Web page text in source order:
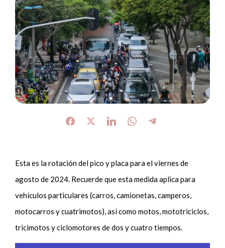
Esta es la rotación del pico y placa para el viernes de
agosto de 2024. Recuerde que esta medida aplica para
vehículos particulares (carros, camionetas, camperos,
motocarros y cuatrimotos), así como motos, mototriciclos,
tricimotos y ciclomotores de dos y cuatro tiempos.